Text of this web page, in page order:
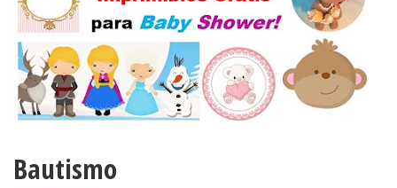
Bautismo